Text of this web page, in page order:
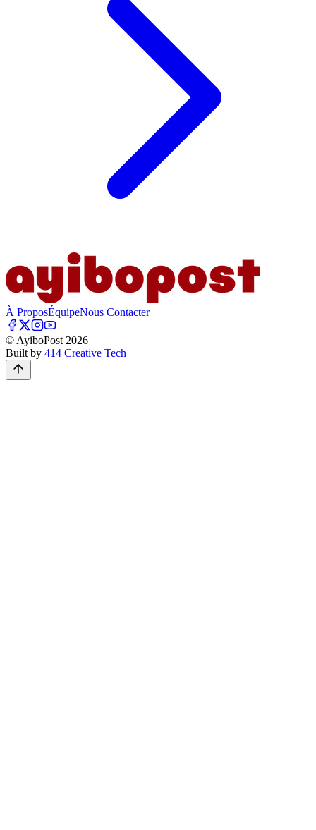
À ProposÉquipeNous Contacter
© AyiboPost 2026
Built by 414 Creative Tech